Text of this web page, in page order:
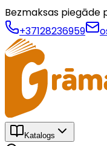
Bezmaksas piegāde
+37128236959
Katalogs